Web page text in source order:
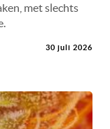
met slechts
30 juli 2026